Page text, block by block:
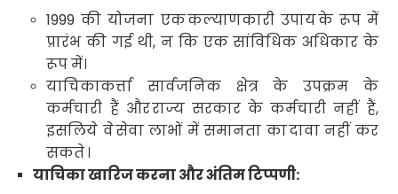
1999की योजना एककल्याणकारी उपायके रूप में
प्रारंभ की गई थी,न कि एक सांविधिक अधिकार के
रूप में।
याचिकाकर्त्ता सार्वजनिक क्षेत्र के उपक्रम के
कर्मचारी हैं औरराज्य सरकार के कर्मचारी नहीं हैं,
इसलिये वेसेवा लाभों में समानता कादावा नहीं कर
सकते।
याचिका खारिज करना और अंतिम टिप्पणी: